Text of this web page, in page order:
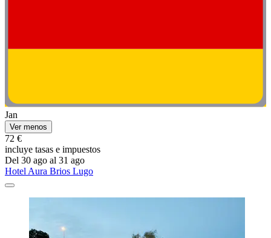
Jan
Ver menos
72 €
incluye tasas e impuestos
Del 30 ago al 31 ago
Hotel Aura Brios Lugo